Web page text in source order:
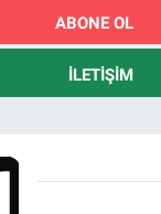
ABONE OL
İLETIŞIM